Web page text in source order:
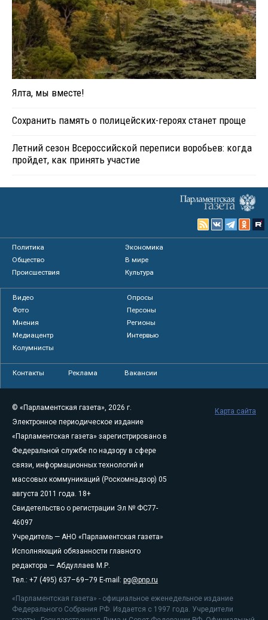
Ялта, мы вместе!
Сохранить память о полицейских-героях станет проще
Летний сезон Всероссийской переписи воробьев: когда
пройдет, как принять участие
Политика
Экономика
Общество
В мире
Происшествия
Культура
Видео
Опросы
Фото
Персоны
Мнения
Регионы
Медиацентр
Интервью
Колумнисты
Контакты Реклама Вакансии
© «Парламентская газета», 2026 г.
Электронное периодическое издание
«Парламентская газета» зарегистрировано в
Федеральной службе по надзору в сфере
связи, информационных технологий и
массовых коммуникаций (Роскомнадзор) 05
августа 2011 года. 18+
Свидетельство о регистрации Эл № ФС77-
46097
Учредитель — АНО «Парламентская газета»
Исполняющий обязанности главного
редактора — Абдуллаев М.Р.
Тел.: +7 (495) 637–69–79 E-mail: pg@pnp.ru
«Парламентская газета» - официальное еженедельное издание
Федерального Собрания РФ. Издается с 1997 года. Учредители
Карта сайта